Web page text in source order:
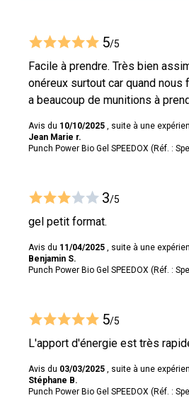
5/5
Facile à prendre. Très bien
onéreux surtout car quand
a beaucoup de munitions à
Avis du 10/10/2025 , suite à une
Jean Marie r.
Punch Power Bio Gel SPEEDOX (Réf. :
3/5
gel petit format.
Avis du 11/04/2025 , suite à une
Benjamin S.
Punch Power Bio Gel SPEEDOX (Réf. :
5/5
L'apport d'énergie est très
Avis du 03/03/2025 , suite à une
Stéphane B.
Punch Power Bio Gel SPEEDOX (Réf. :